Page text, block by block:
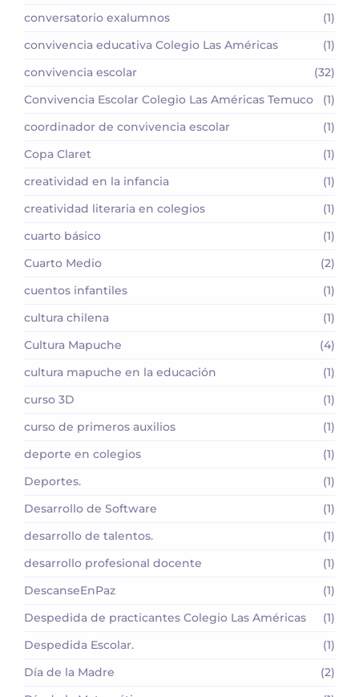
conversatorio exalumnos
(1)
convivencia educativa Colegio Las Américas
(1)
convivencia escolar
(32)
Convivencia Escolar Colegio Las Américas Temuco
(1)
coordinador de convivencia escolar
(1)
Copa Claret
(1)
creatividad en la infancia
(1)
creatividad literaria en colegios
(1)
cuarto básico
(1)
Cuarto Medio
(2)
cuentos infantiles
(1)
cultura chilena
(1)
Cultura Mapuche
(4)
cultura mapuche en la educación
(1)
curso 3D
(1)
curso de primeros auxilios
(1)
deporte en colegios
(1)
Deportes.
(1)
Desarrollo de Software
(1)
desarrollo de talentos.
(1)
desarrollo profesional docente
(1)
DescanseEnPaz
(1)
Despedida de practicantes Colegio Las Américas
(1)
Despedida Escolar.
(1)
Día de la Madre
(2)